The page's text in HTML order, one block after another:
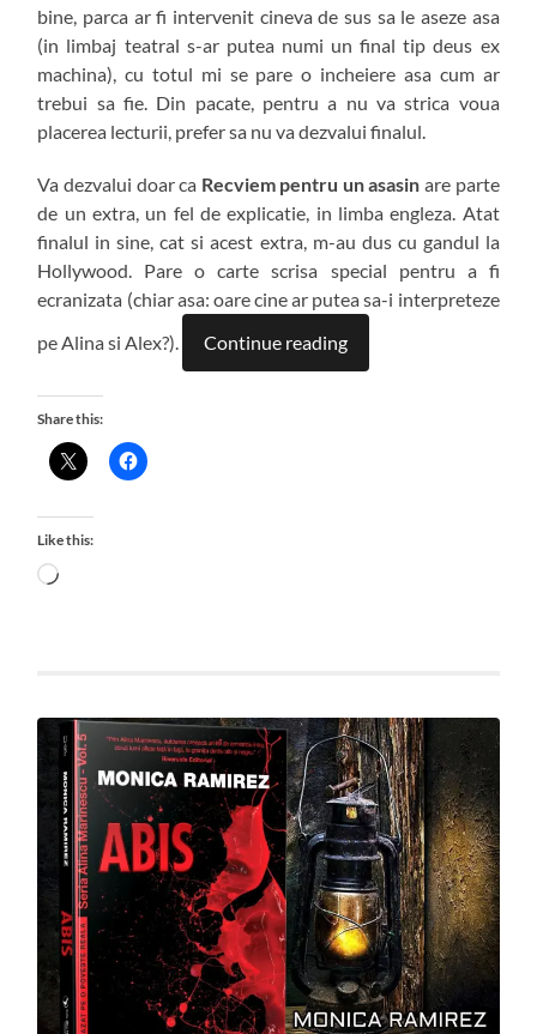
bine, parca ar fi intervenit cineva de sus sa le aseze asa
(in limbaj teatral s-ar putea numi un final tip deus ex
machina), cu totul mi se pare o incheiere asa cum ar
trebui sa fie. Din pacate, pentru a nu va strica voua
placerea lecturii, prefer sa nu va dezvalui finalul.
Va dezvalui doar ca Recviem pentru un asasin are parte
de un extra, un fel de explicatie, in limba engleza. Atat
finalul in sine, cat si acest extra, m-au dus cu gandul la
Hollywood. Pare o carte scrisa special pentru a fi
ecranizata (chiar asa: oare cine ar putea sa-i interpreteze
pe Alina si Alex?).
Continue reading
Share this:
Like this:
Loading…